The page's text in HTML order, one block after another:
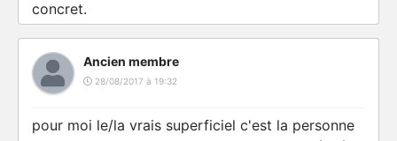
concret.
Ancien membre
28/08/2017 à 19:32
pour moi le/la vrais superficiel c'est la personne